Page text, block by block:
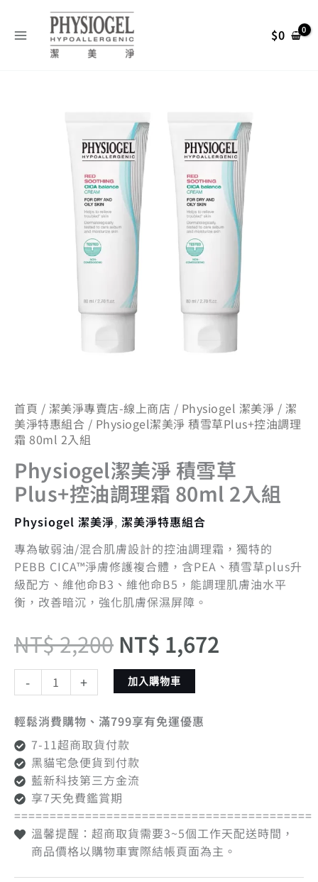
$0
首頁 / 潔美淨專賣店-線上商店 / Physiogel 潔美淨 / 潔
美淨特惠組合 / Physiogel潔美淨 積雪草Plus+控油調理
霜 80ml 2入組
Physiogel潔美淨 積雪草
Plus+控油調理霜 80ml 2入組
Physiogel 潔美淨, 潔美淨特惠組合
專為敏弱油/混合肌膚設計的控油調理霜，獨特的
PEBB CICA™淨膚修護複合體，含PEA、積雪草plus升
級配方、維他命B3、維他命B5，能調理肌膚油水平
衡，改善暗沉，強化肌膚保濕屏障。
NT$2,200
始
價
格：
NT$ 2,200。
NT$ 1,672
前
價
格：
NT$
- + 加入購物車
輕鬆消費購物、滿799享有免運優惠
7-11超商取貨付款
黑貓宅急便貨到付款
藍新科技第三方金流
享7天免費鑑賞期
==========================================
溫馨提醒：超商取貨需要3~5個工作天配送時間，
商品價格以購物車實際結帳頁面為主。
尋